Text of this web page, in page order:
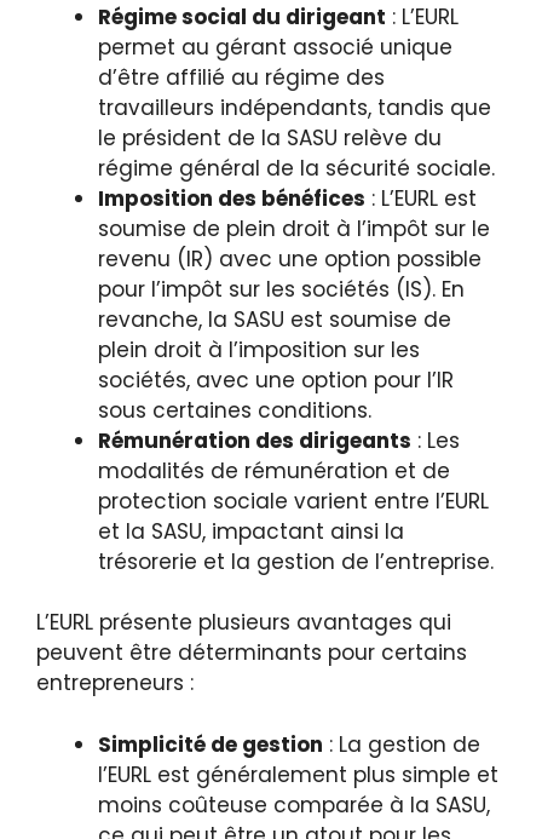
Régime social du dirigeant : L’EURL
permet au gérant associé unique
d’être affilié au régime des
travailleurs indépendants, tandis que
le président de la SASU relève du
régime général de la sécurité sociale.
Imposition des bénéfices : L’EURL est
soumise de plein droit à l’impôt sur le
revenu (IR) avec une option possible
pour l’impôt sur les sociétés (IS). En
revanche, la SASU est soumise de
plein droit à l’imposition sur les
sociétés, avec une option pour l’IR
sous certaines conditions.
Rémunération des dirigeants : Les
modalités de rémunération et de
protection sociale varient entre l’EURL
et la SASU, impactant ainsi la
trésorerie et la gestion de l’entreprise.
L’EURL présente plusieurs avantages qui
peuvent être déterminants pour certains
entrepreneurs :
Simplicité de gestion : La gestion de
l’EURL est généralement plus simple et
moins coûteuse comparée à la SASU,